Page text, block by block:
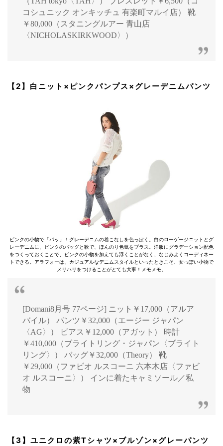
コシュニック オンキッチュ 有楽町マルイ店） 靴
￥80,000（スタニングルアー 青山店
〈NICHOLASKIRKWOOD〉）
【2】白ニット×ピンクパンプス×グレーデニムパンツ
ピンクの小物で「パッ」！グレーデニムの着こなしを色っぽく。白のローゲージニットとグ
レーデニムに、ピンクのバッグと靴で、ほんのり色気をプラス。洋服にグラデーション配色
をつくっておくことで、ピンクの小物を加えても浮くことがなく、なじみよくコーディネー
トできる。アラフォーは、カジュアルなデニムスタイルといったときこそ、女っぽい小物で
メリハリをつけることがとても大事！メモメモ。
[Domani8月号 77ページ] ニット￥17,000（アルア
バイル） パンツ￥32,000（エージー ジャパン
〈AG〉） ピアス￥12,000（アガット） 時計
￥410,000（ブライトリング・ジャパン〈ブライト
リング〉） バッグ￥32,000（Theory） 靴
￥29,000（ファビオ ルスコーニ 六本木店〈ファビ
オ ルスコーニ〉） インに着たキャミソール／私
物
【3】ユニクロの紫Tシャツ×ブルゾン×グレーパンツ